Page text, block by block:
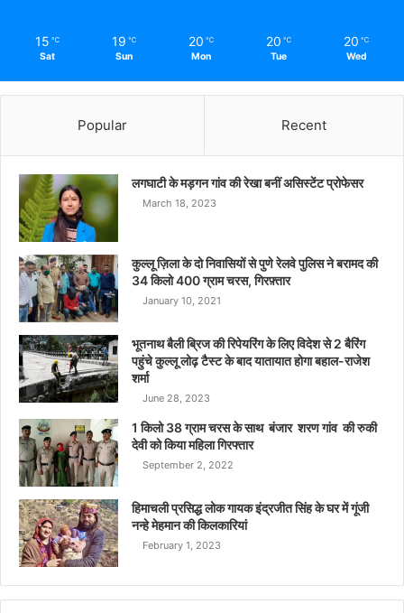
15 ℃
Sat
19 ℃
Sun
20 ℃
Mon
20 ℃
Tue
20 ℃
Wed
Popular Recent
लगघाटी के मड़गन गांव की रेखा बनीं असिस्टेंट प्रोफेसर
March 18, 2023
कुल्लू ज़िला के दो निवासियों से पुणे रेलवे पुलिस ने बरामद की
34 किलो 400 ग्राम चरस, गिरफ़्तार
January 10, 2021
भूतनाथ बैली ब्रिज की रिपेयरिंग के लिए विदेश से 2 बैरिंग
पहुंचे कुल्लू लोढ़ टैस्ट के बाद यातायात होगा बहाल-राजेश
शर्मा
June 28, 2023
1 किलो 38 ग्राम चरस के साथ बंजार शरण गांव की रुकी
देवी को किया महिला गिरफ्तार
September 2, 2022
हिमाचली प्रसिद्ध लोक गायक इंद्रजीत सिंह के घर में गूंजी
नन्हे मेहमान की किलकारियां
February 1, 2023